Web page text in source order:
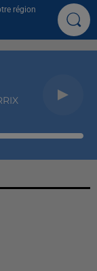
région